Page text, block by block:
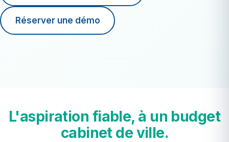
Réserver une démo
5-15
ECG/jour
L'aspiration fiable, à un budget
cabinet de ville.